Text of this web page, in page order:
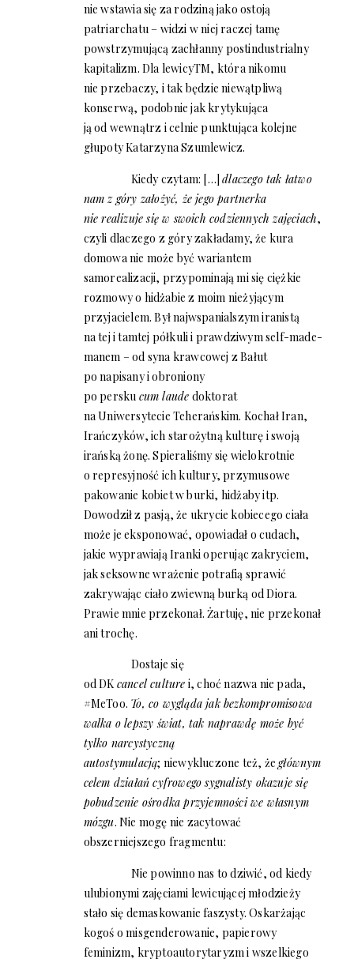
nie wstawia się za rodziną jako ostoją
patriarchatu – widzi w niej raczej tamę
powstrzymującą zachłanny postindustrialny
kapitalizm. Dla lewicyTM, która nikomu
nie przebaczy, i tak będzie niewątpliwą
konserwą, podobnie jak krytykująca
ją od wewnątrz i celnie punktująca kolejne
głupoty Katarzyna Szumlewicz.
Kiedy czytam: […]dlaczego tak łatwo
nam z góry założyć, że jego partnerka
nie realizuje się w swoich codziennych zajęciach,
czyli dlaczego z góry zakładamy, że kura
domowa nie może być wariantem
samorealizacji, przypominają mi się ciężkie
rozmowy o hidżabie z moim nieżyjącym
przyjacielem. Był najwspanialszym iranistą
na tej i tamtej półkuli i prawdziwym self-made-
manem – od syna krawcowej z Bałut
po napisany i obroniony
po persku cum laude doktorat
na Uniwersytecie Teherańskim. Kochał Iran,
Irańczyków, ich starożytną kulturę i swoją
irańską żonę. Spieraliśmy się wielokrotnie
o represyjność ich kultury, przymusowe
pakowanie kobiet w burki, hidżaby itp.
Dowodził z pasją, że ukrycie kobiecego ciała
może je eksponować, opowiadał o cudach,
jakie wyprawiają Iranki operując zakryciem,
jak seksowne wrażenie potrafią sprawić
zakrywając ciało zwiewną burką od Diora.
Prawie mnie przekonał.Żartuję, nie przekonał
ani trochę.
Dostaje się
od DK cancel culture i, choć nazwa nie pada,
#MeToo. To, co wygląda jak bezkompromisowa
walka o lepszy świat, tak naprawdę może być
tylko narcystyczną
autostymulacją; niewykluczone też, żegłównym
celem działań cyfrowego sygnalisty okazuje się
pobudzenie ośrodka przyjemności we własnym
mózgu. Nie mogę nie zacytować
obszerniejszego fragmentu:
Nie powinno nas to dziwić, od kiedy
ulubionymi zajęciami lewicującej młodzieży
stało się demaskowanie faszysty. Oskarżając
kogoś o misgenderowanie, papierowy
feminizm, kryptoautorytaryzm i wszelkiego